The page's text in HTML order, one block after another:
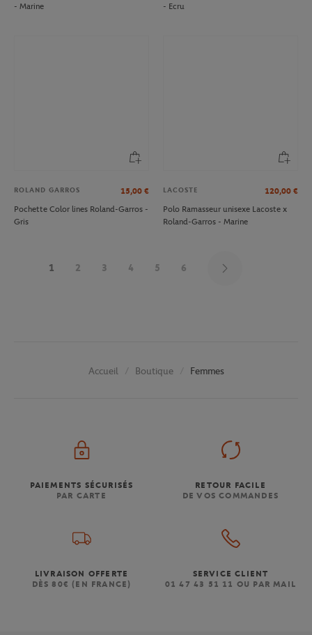
- Marine
- Ecru
ROLAND GARROS 15,00 €
Pochette Color lines Roland-Garros -
Gris
LACOSTE 120,00 €
Polo Ramasseur unisexe Lacoste x
Roland-Garros - Marine
1 2 3 4 5 6
Accueil Boutique Femmes
PAIEMENTS SÉCURISÉS
PAR CARTE
RETOUR FACILE
DE VOS COMMANDES
LIVRAISON OFFERTE
DÈS 80€ (EN FRANCE)
SERVICE CLIENT
01 47 43 51 11 OU PAR MAIL